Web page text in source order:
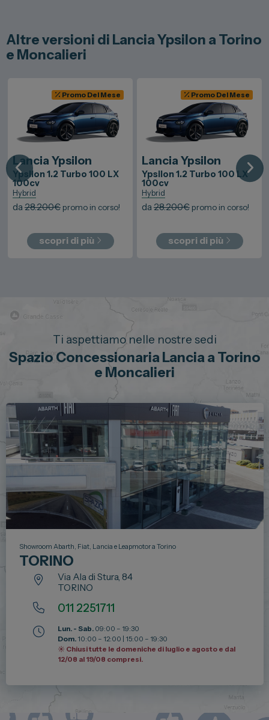
Altre versioni di Lancia Ypsilon a Torino
e Moncalieri
Promo Del Mese
Lancia Ypsilon
Ypsilon 1.2 Turbo 100 LX
100cv
Hybrid
da 28.200€promo in corso!
scopri di più
Promo Del Mese
Lancia Ypsilon
Ypsilon 1.2 Turbo 100 LX
100cv
Hybrid
da 28.200€promo in corso!
scopri di più
Ti aspettiamo nelle nostre sedi
Spazio Concessionaria Lancia a Torino
e Moncalieri
Showroom Abarth, Fiat, Lancia e Leapmotor a Torino
TORINO
Via Ala di Stura, 84
TORINO
011 2251711
Lun. - Sab. 09:00 – 19:30
Dom. 10:00 – 12:00 | 15:00 – 19:30
☀️ Chiusi tutte le domeniche di luglio e agosto e dal
12/08 al 19/08 compresi.